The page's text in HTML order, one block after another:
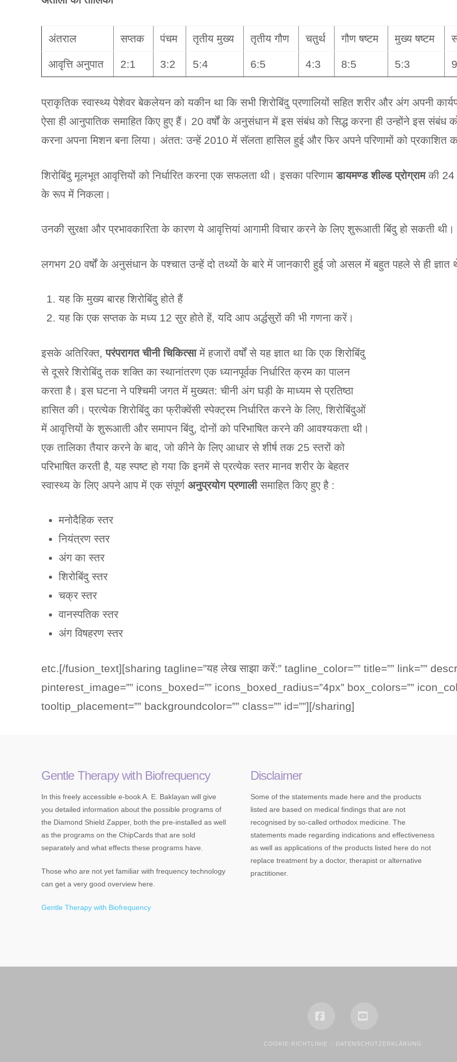
अंतराल सप्तक पंचम तृतीय मुख्य तृतीय गौण चतुर्थ गौण षष्टम मुख्य षष्टम
आवृत्ति अनुपात 2:1 3:2 5:4 6:5 4:3 8:5 5:3
प्राकृतिक स्वास्थ्य पेशेवर बेकलेयन को यकीन था कि सभी शिरोबिंदु प्रणालियों सहित शरीर और अंग अपनी
ऐसा ही आनुपातिक समाहित किए हुए हैं। 20 वर्षों के अनुसंधान में इस संबंध को सिद्ध करना ही उन्होंने इस संबंध
करना अपना मिशन बना लिया। अंतत: उन्हें 2010 में सॅलता हासिल हुई और फिर अपने परिणामों को प्रकाशित
शिरोबिंदु मूलभूत आवृत्तियों को निर्धारित करना एक सफलता थी। इसका परिणामडायमण्ड शील्ड प्रोग्रामकी 24
के रूप में निकला।
उनकी सुरक्षा और प्रभावकारिता के कारण ये आवृत्तियां आगामी विचार करने के लिए शुरूआती बिंदु हो सकती थी।
लगभग 20 वर्षों के अनुसंधान के पश्चात उन्हें दो तथ्यों के बारे में जानकारी हुई जो असल में बहुत पहले से ही ज्ञात
यह कि मुख्य बारह शिरोबिंदु होते हैं
यह कि एक सप्तक के मध्य 12 सुर होते हें, यदि आप अर्द्धसुरों की भी गणना करें।
इसके अतिरिक्त,परंपरागत चीनी चिकित्सामें हजारों वर्षों से यह ज्ञात था कि एक शिरोबिंदु
से दूसरे शिरोबिंदु तक शक्ति का स्थानांतरण एक ध्यानपूर्वक निर्धारित क्रम का पालन
करता है। इस घटना ने पश्चिमी जगत में मुख्यत: चीनी अंग घड़ी के माध्यम से प्रतिष्ठा
हासित की। प्रत्येक शिरोबिंदु का फ्रीक्वेंसी स्पेक्ट्रम निर्धारित करने के लिए, शिरोबिंदुओं
में आवृत्तियों के शुरूआती और समापन बिंदु, दोनों को परिभाषित करने की आवश्यकता थी।
एक तालिका तैयार करने के बाद, जो कीने के लिए आधार से शीर्ष तक 25 स्तरों को
परिभाषित करती है, यह स्पष्ट हो गया कि इनमें से प्रत्येक स्तर मानव शरीर के बेहतर
स्वास्थ्य के लिए अपने आप में एक संपूर्ण अनुप्रयोग प्रणालीसमाहित किए हुए है :
मनोदैहिक स्तर
नियंत्रण स्तर
अंग का स्तर
शिरोबिंदु स्तर
चक्र स्तर
वानस्पतिक स्तर
अंग विषहरण स्तर
etc.[/fusion_text][sharing tagline=”यह लेख साझा करें:” tagline_color=”” title=”” link=””
pinterest_image=”” icons_boxed=”” icons_boxed_radius=”4px” box_colors=””
tooltip_placement=”” backgroundcolor=”” class=”” id=””][/sharing]
Gentle Therapy with Biofrequency
In this freely accessible e-book A. E. Baklayan will give
you detailed information about the possible programs of
the Diamond Shield Zapper, both the pre-installed as well
as the programs on the ChipCards that are sold
separately and what effects these programs have.
Those who are not yet familiar with frequency technology
can get a very good overview here.
Gentle Therapy with Biofrequency
Disclaimer
Some of the statements made here and the products
listed are based on medical findings that are not
recognised by so-called orthodox medicine. The
statements made regarding indications and effectiveness
as well as applications of the products listed here do not
replace treatment by a doctor, therapist or alternative
practitioner.
FacebookYouTube
COOKIE-RICHTLINIE DATENSCHUTZERKLÄRUNG